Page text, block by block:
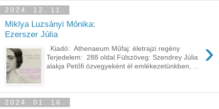
2024. 12. 11.
Miklya Luzsányi Mónika:
Ezerszer Júlia
›
Kiadó: Athenaeum Műfaj: életrajzi regény
Terjedelem: 288 oldal Fülszöveg: Szendrey ​Júlia
alakja Petőfi özvegyeként él emlékezetünkben, ...
2024. 01. 16.